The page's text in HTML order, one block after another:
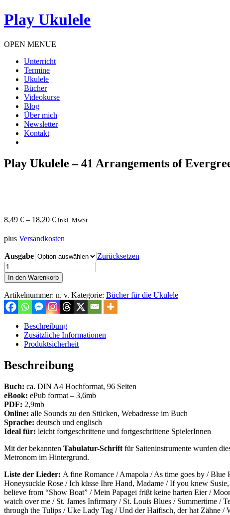
Play Ukulele
OPEN MENUE
Unterricht
Termine
Ukulele
Bücher
Videokurse
Blog
Über mich
Newsletter
Kontakt
Play Ukulele – 41 Arrangements of
8,49 € – 18,20 € inkl. MwSt.
plus Versandkosten
Ausgabe
Zurücksetzen
Play
Ukulele
–
41
Arrangements
of
(inkl.
Sounds)
Menge
In den Warenkorb
Artikelnummer: n. v. Kategorie: Bücher für die Ukulele
Beschreibung
Zusätzliche Informationen
Produktsicherheit
Beschreibung
Buch: ca. DIN A4 Hochformat, 96 Seiten
eBook: ePub format – 3,6mb
PDF: 2,9mb
Online: alle Sounds zu den Stücken, Webadresse im Buch
Sprache: deutsch und englisch
Ideal für: leicht fortgeschrittene und fortgeschrittene SpielerInnen
Mit der bekannten Tabulatur-Schrift für Saiteninstrumente wurden
Metronom im Hintergrund.
Liste der Lieder: A fine Romance / Amapola / As time goes by /
Honeysuckle Rose / Ich küsse Ihre Hand, Madame / If you knew
believe from “Show Boat” / Mein Papagei frißt keine harten Eier /
watch over me / St. James Infirmary / St. Louis Blues / Summertime
through the Tulips / Uke Lady Tag / Und der Haifisch, der hat Zähne